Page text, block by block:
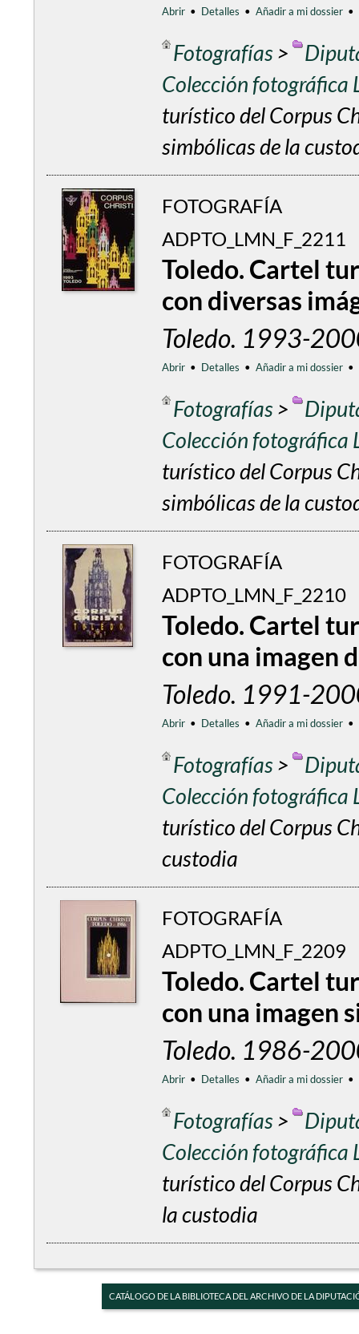
Abrir • Detalles • Añadir a mi dossier •
Fotografías>
Colección fotográfica
turístico del Corpus
simbólicas de la
FOTOGRAFÍA
ADPTO_LMN_F_2211
Toledo. Cartel
con diversas
Toledo. 1993-
Abrir • Detalles • Añadir a mi dossier •
Fotografías>
Colección fotográfica
turístico del Corpus
simbólicas de la
FOTOGRAFÍA
ADPTO_LMN_F_2210
Toledo. Cartel
con una imagen
Toledo. 1991-
Abrir • Detalles • Añadir a mi dossier •
Fotografías>
Colección fotográfica
turístico del Corpus
custodia
FOTOGRAFÍA
ADPTO_LMN_F_2209
Toledo. Cartel
con una imagen
Toledo. 1986-
Abrir • Detalles • Añadir a mi dossier •
Fotografías>
Colección fotográfica
turístico del Corpus
la custodia
CATÁLOGO DE LA BIBLIOTECA DEL ARCHIVO DE LA